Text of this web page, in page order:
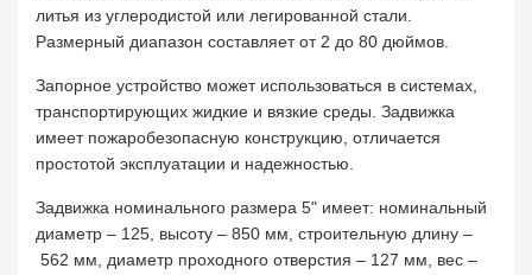
литья из углеродистой или легированной стали.
Размерный диапазон составляет от 2 до 80 дюймов.
Запорное устройство может использоваться в системах,
транспортирующих жидкие и вязкие среды. Задвижка
имеет пожаробезопасную конструкцию, отличается
простотой эксплуатации и надежностью.
Задвижка номинального размера 5" имеет: номинальный
диаметр – 125, высоту – 850 мм, строительную длину –
562 мм, диаметр проходного отверстия – 127 мм, вес –